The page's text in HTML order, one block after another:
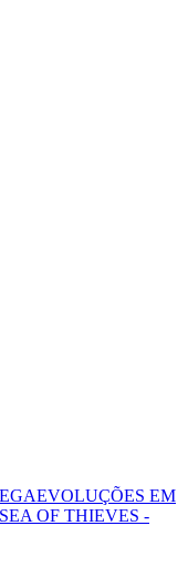
EM
OF THIEVES -